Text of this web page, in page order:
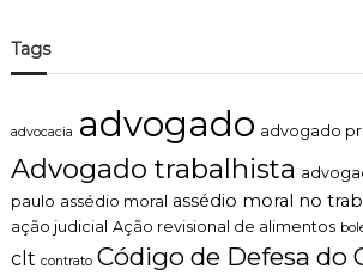
Tags
advocacia advogado advogado
Advogado trabalhista
paulo assédio moral assédio moral no
ação judicial Ação revisional de alimentos
clt contrato Código de Defesa do